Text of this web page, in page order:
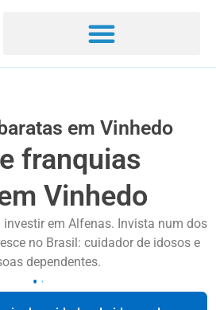
em Vinhedo
franquias
Vinhedo
em Alfenas. Invista num dos
no Brasil: cuidador de idosos e
dependentes.